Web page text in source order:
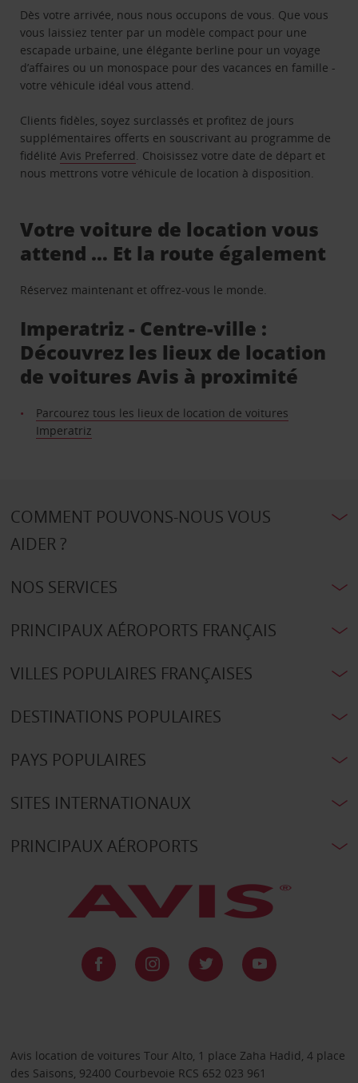
Dès votre arrivée, nous nous occupons de vous. Que vous
vous laissiez tenter par un modèle compact pour une
escapade urbaine, une élégante berline pour un voyage
d’affaires ou un monospace pour des vacances en famille -
votre véhicule idéal vous attend.
Clients fidèles, soyez surclassés et profitez de jours
supplémentaires offerts en souscrivant au programme de
fidélitéAvis Preferred. Choisissez votre date de départ et
nous mettrons votre véhicule de location à disposition.
Votre voiture de location vous
attend … Et la route également
Réservez maintenant et offrez-vous le monde.
Imperatriz - Centre-ville :
Découvrez les lieux de location
de voitures Avis à proximité
Parcourez tous les lieux de location de voitures
Imperatriz
COMMENT POUVONS-NOUS VOUS
AIDER ?
NOS SERVICES
PRINCIPAUX AÉROPORTS FRANÇAIS
VILLES POPULAIRES FRANÇAISES
DESTINATIONS POPULAIRES
PAYS POPULAIRES
SITES INTERNATIONAUX
PRINCIPAUX AÉROPORTS
Avis location de voitures Tour Alto, 1 place Zaha Hadid, 4 place
des Saisons, 92400 Courbevoie RCS 652 023 961